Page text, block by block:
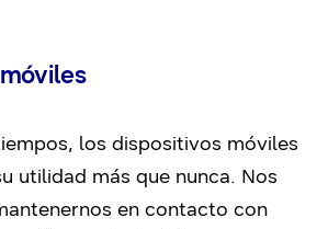
los dispositivos móviles
utilidad más que nunca. Nos
en contacto con